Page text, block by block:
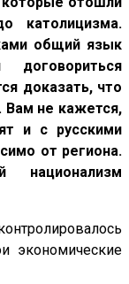
католицизма.
общий язык
доказать, что
Вам не кажется,
и с русскими
от региона.
национализм
экономические